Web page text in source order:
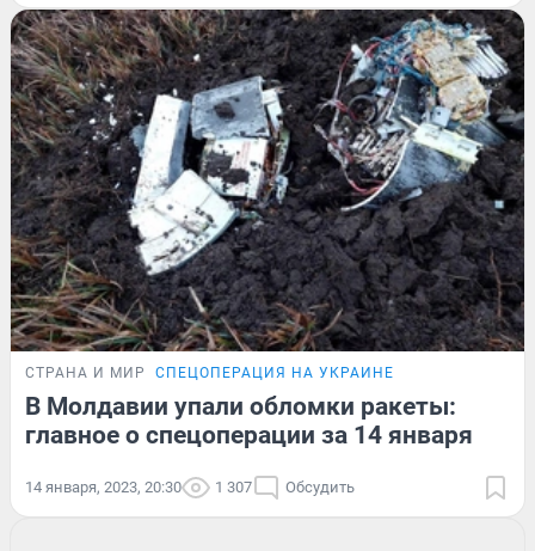
СТРАНА И МИР СПЕЦОПЕРАЦИЯ НА УКРАИНЕ
В Молдавии упали обломки ракеты:
главное о спецоперации за 14 января
14 января, 2023, 20:30 1 307 Обсудить